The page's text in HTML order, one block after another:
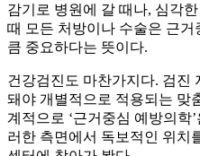
감기로 병원에 갈 때나, 심각
때 모든 처방이나 수술은 근
큼 중요하다는 뜻이다.
건강검진도 마찬가지다. 검진
돼야 개별적으로 적용되는 맞
계적으로 ‘근거중심 예방의학
러한 측면에서 독보적인 위치